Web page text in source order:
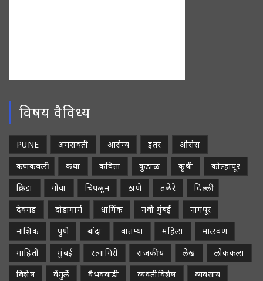
विषय वैविध्य
PUNE अमरावती आरोग्य इतर
ओरोस
कणकवली
कथा कविता कुडाळ कृषी
कोल्हापूर
क्रिडा
गोवा चिपळून ठाणे तळेरे
दिल्ली
देवगड
दोडामार्ग धार्मिक नवी मुंबई
नागपूर
नाशिक
पुणे बांदा बातम्या महिला
मालवण
माहिती
मुंबई रत्नागिरी राजकीय लेख
लोककला
विशेष
वेंगुर्ले वैभववाडी व्यक्तीविशेष
व्यवसाय